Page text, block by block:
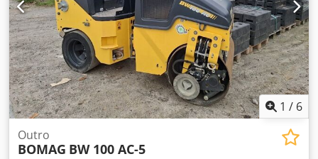
1 / 6
Outro
BOMAG BW 100 AC-5